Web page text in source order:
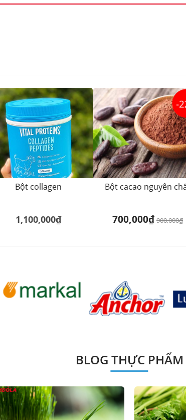
Bột collagen
1,100,000₫
-
Bột cacao nguyên
700,000₫ 900,000₫
BLOG THỰC PHẨM